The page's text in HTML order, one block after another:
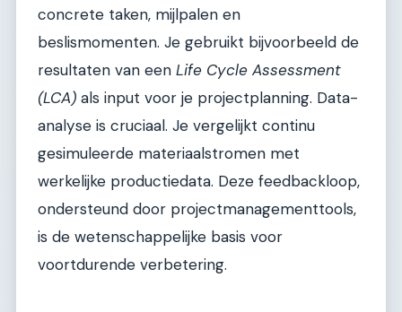
concrete taken, mijlpalen en
beslismomenten. Je gebruikt bijvoorbeeld de
resultaten van een Life Cycle Assessment
(LCA) als input voor je projectplanning. Data-
analyse is cruciaal. Je vergelijkt continu
gesimuleerde materiaalstromen met
werkelijke productiedata. Deze feedbackloop,
ondersteund door projectmanagementtools,
is de wetenschappelijke basis voor
voortdurende verbetering.